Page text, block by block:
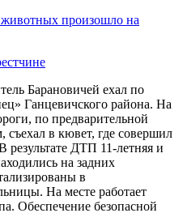
произошло на
Барановичей ехал по
Ганцевичского района. На
по предварительной
съехал в кювет, где совершил
результате ДТП 11-летняя и
на задних
в
На месте работает
Обеспечение безопасной